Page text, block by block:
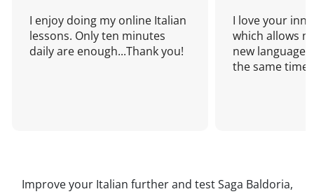
I enjoy doing my online Italian
lessons. Only ten minutes
daily are enough...Thank you!
I love your
which allows
new language
the same time!
Improve your Italian further and test Saga Baldoria,